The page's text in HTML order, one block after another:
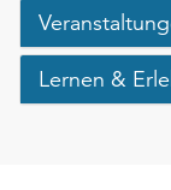
Lernen &